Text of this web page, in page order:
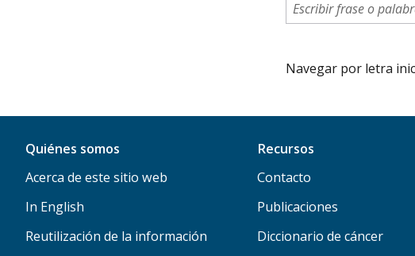
Navegar por letra
Quiénes somos
Acerca de este sitio web
In English
Reutilización de la información
Recursos
Contacto
Publicaciones
Diccionario de cáncer